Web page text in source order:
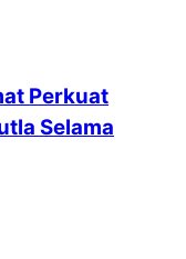
Perkuat
Selama